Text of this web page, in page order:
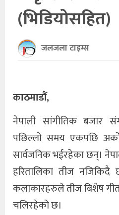
खेलकुद
अन्तर्राष्ट्रिय
(भिडियोसहित)
जलजला टाइम्स
काठमाडौं,
नेपाली सांगीतिक बजार
पछिल्लो समय एकपछि
सार्वजनिक भईरहेका छन्।
हरितालिका तीज नजिकिदै
कलाकारहरुले तीज बिशेष गीत
चलिरहेको छ।